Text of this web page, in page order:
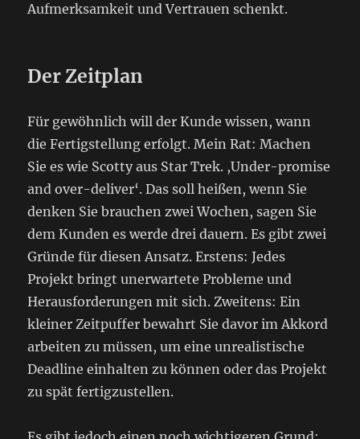
Aufmerksamkeit und Vertrauen schenkt.
Der Zeitplan
Für gewöhnlich will der Kunde wissen, wann
die Fertigstellung erfolgt. Mein Rat: Machen
Sie es wie Scotty aus Star Trek. ,Under-promise
and over-deliver‘. Das soll heißen, wenn Sie
denken Sie brauchen zwei Wochen, sagen Sie
dem Kunden es werde drei dauern. Es gibt zwei
Gründe für diesen Ansatz. Erstens: Jedes
Projekt bringt unerwartete Probleme und
Herausforderungen mit sich. Zweitens: Ein
kleiner Zeitpuffer bewahrt Sie davor im Akkord
arbeiten zu müssen, um eine unrealistische
Deadline einhalten zu können oder das Projekt
zu spät fertigzustellen.